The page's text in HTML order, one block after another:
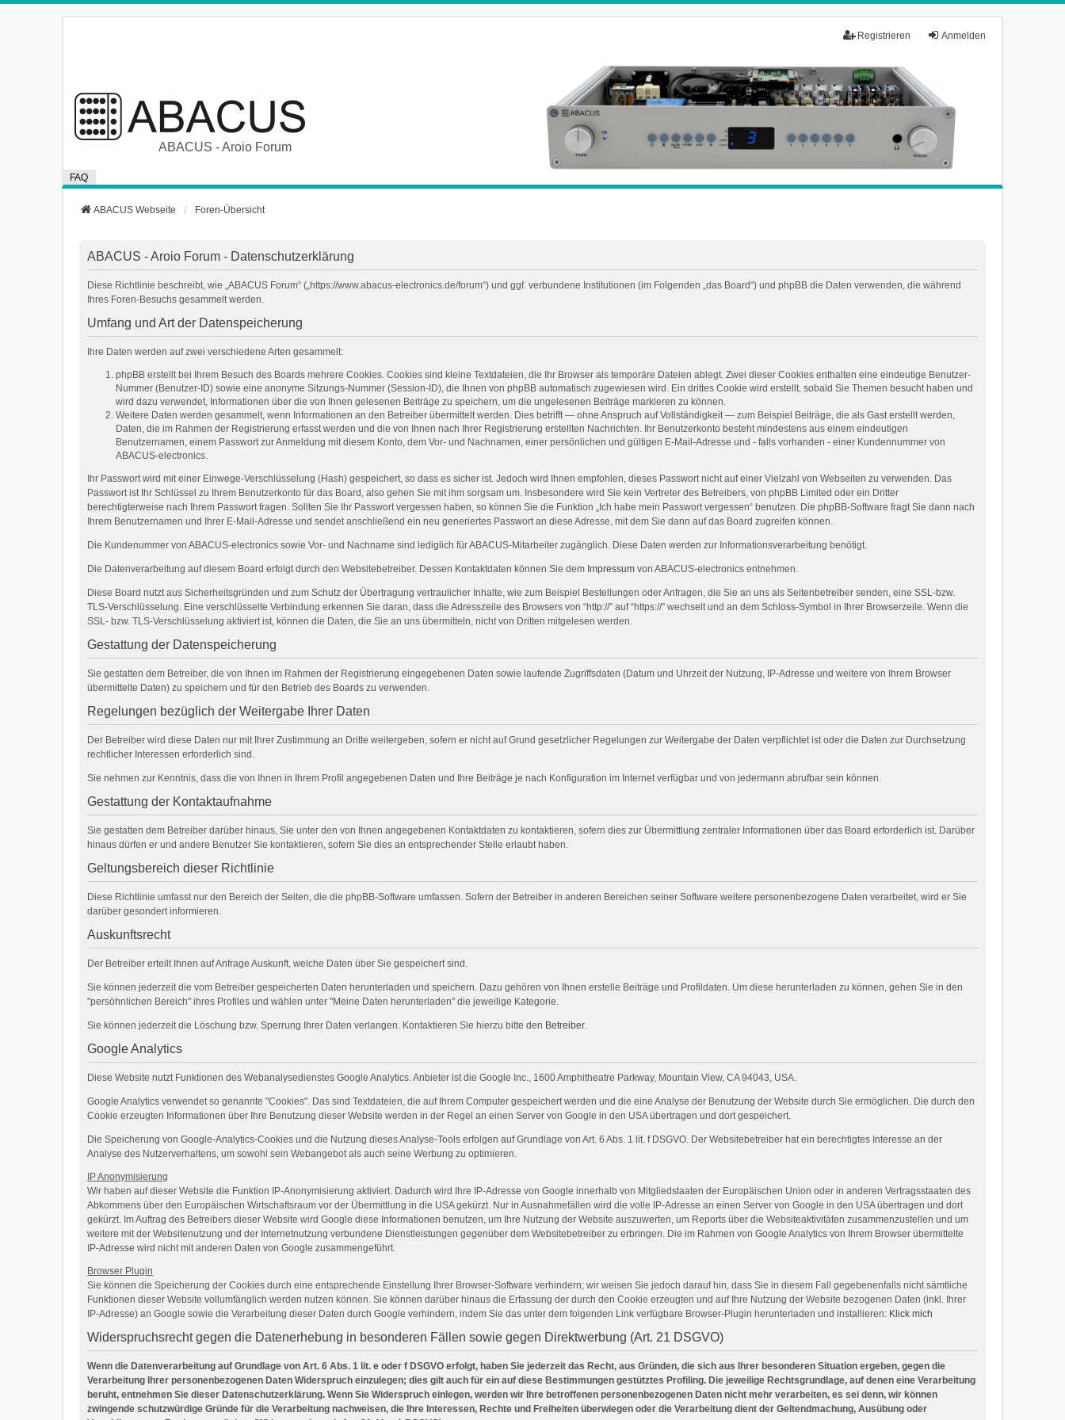
Anmelden
Registrieren
ABACUS - Aroio Forum
FAQ
ABACUS Webseite Foren-Übersicht
ABACUS - Aroio Forum - Datenschutzerklärung
Diese Richtlinie beschreibt, wie „ABACUS Forum“ („https://www.abacus-electronics.de/forum“) und ggf. verbundene Institutionen (im Folgenden „das Board“) und phpBB die Daten verwenden, die während
Ihres Foren-Besuchs gesammelt werden.
Umfang und Art der Datenspeicherung
Ihre Daten werden auf zwei verschiedene Arten gesammelt:
phpBB erstellt bei Ihrem Besuch des Boards mehrere Cookies. Cookies sind kleine Textdateien, die Ihr Browser als temporäre Dateien ablegt. Zwei dieser Cookies enthalten eine eindeutige Benutzer-
Nummer (Benutzer-ID) sowie eine anonyme Sitzungs-Nummer (Session-ID), die Ihnen von phpBB automatisch zugewiesen wird. Ein drittes Cookie wird erstellt, sobald Sie Themen besucht haben und
wird dazu verwendet, Informationen über die von Ihnen gelesenen Beiträge zu speichern, um die ungelesenen Beiträge markieren zu können.
Weitere Daten werden gesammelt, wenn Informationen an den Betreiber übermittelt werden. Dies betrifft — ohne Anspruch auf Vollständigkeit — zum Beispiel Beiträge, die als Gast erstellt werden,
Daten, die im Rahmen der Registrierung erfasst werden und die von Ihnen nach Ihrer Registrierung erstellten Nachrichten. Ihr Benutzerkonto besteht mindestens aus einem eindeutigen
Benutzernamen, einem Passwort zur Anmeldung mit diesem Konto, dem Vor- und Nachnamen, einer persönlichen und gültigen E-Mail-Adresse und - falls vorhanden - einer Kundennummer von
ABACUS-electronics.
Ihr Passwort wird mit einer Einwege-Verschlüsselung (Hash) gespeichert, so dass es sicher ist. Jedoch wird Ihnen empfohlen, dieses Passwort nicht auf einer Vielzahl von Webseiten zu verwenden. Das
Passwort ist Ihr Schlüssel zu Ihrem Benutzerkonto für das Board, also gehen Sie mit ihm sorgsam um. Insbesondere wird Sie kein Vertreter des Betreibers, von phpBB Limited oder ein Dritter
berechtigterweise nach Ihrem Passwort fragen. Sollten Sie Ihr Passwort vergessen haben, so können Sie die Funktion „Ich habe mein Passwort vergessen“ benutzen. Die phpBB-Software fragt Sie dann nach
Ihrem Benutzernamen und Ihrer E-Mail-Adresse und sendet anschließend ein neu generiertes Passwort an diese Adresse, mit dem Sie dann auf das Board zugreifen können.
Die Kundenummer von ABACUS-electronics sowie Vor- und Nachname sind lediglich für ABACUS-Mitarbeiter zugänglich. Diese Daten werden zur Informationsverarbeitung benötigt.
Die Datenverarbeitung auf diesem Board erfolgt durch den Websitebetreiber. Dessen Kontaktdaten können Sie dem Impressum von ABACUS-electronics entnehmen.
Diese Board nutzt aus Sicherheitsgründen und zum Schutz der Übertragung vertraulicher Inhalte, wie zum Beispiel Bestellungen oder Anfragen, die Sie an uns als Seitenbetreiber senden, eine SSL-bzw.
TLS-Verschlüsselung. Eine verschlüsselte Verbindung erkennen Sie daran, dass die Adresszeile des Browsers von “http://” auf “https://” wechselt und an dem Schloss-Symbol in Ihrer Browserzeile. Wenn die
SSL- bzw. TLS-Verschlüsselung aktiviert ist, können die Daten, die Sie an uns übermitteln, nicht von Dritten mitgelesen werden.
Gestattung der Datenspeicherung
Sie gestatten dem Betreiber, die von Ihnen im Rahmen der Registrierung eingegebenen Daten sowie laufende Zugriffsdaten (Datum und Uhrzeit der Nutzung, IP-Adresse und weitere von Ihrem Browser
übermittelte Daten) zu speichern und für den Betrieb des Boards zu verwenden.
Regelungen bezüglich der Weitergabe Ihrer Daten
Der Betreiber wird diese Daten nur mit Ihrer Zustimmung an Dritte weitergeben, sofern er nicht auf Grund gesetzlicher Regelungen zur Weitergabe der Daten verpflichtet ist oder die Daten zur Durchsetzung
rechtlicher Interessen erforderlich sind.
Sie nehmen zur Kenntnis, dass die von Ihnen in Ihrem Profil angegebenen Daten und Ihre Beiträge je nach Konfiguration im Internet verfügbar und von jedermann abrufbar sein können.
Gestattung der Kontaktaufnahme
Sie gestatten dem Betreiber darüber hinaus, Sie unter den von Ihnen angegebenen Kontaktdaten zu kontaktieren, sofern dies zur Übermittlung zentraler Informationen über das Board erforderlich ist. Darüber
hinaus dürfen er und andere Benutzer Sie kontaktieren, sofern Sie dies an entsprechender Stelle erlaubt haben.
Geltungsbereich dieser Richtlinie
Diese Richtlinie umfasst nur den Bereich der Seiten, die die phpBB-Software umfassen. Sofern der Betreiber in anderen Bereichen seiner Software weitere personenbezogene Daten verarbeitet, wird er Sie
darüber gesondert informieren.
Auskunftsrecht
Der Betreiber erteilt Ihnen auf Anfrage Auskunft, welche Daten über Sie gespeichert sind.
Sie können jederzeit die vom Betreiber gespeicherten Daten herunterladen und speichern. Dazu gehören von Ihnen erstelle Beiträge und Profildaten. Um diese herunterladen zu können, gehen Sie in den
"persöhnlichen Bereich" ihres Profiles und wählen unter "Meine Daten herunterladen" die jeweilige Kategorie.
Sie können jederzeit die Löschung bzw. Sperrung Ihrer Daten verlangen. Kontaktieren Sie hierzu bitte den Betreiber
Google Analytics
Diese Website nutzt Funktionen des Webanalysedienstes Google Analytics. Anbieter ist die Google Inc., 1600 Amphitheatre Parkway, Mountain View, CA 94043, USA.
Google Analytics verwendet so genannte "Cookies". Das sind Textdateien, die auf Ihrem Computer gespeichert werden und die eine Analyse der Benutzung der Website durch Sie ermöglichen. Die durch den
Cookie erzeugten Informationen über Ihre Benutzung dieser Website werden in der Regel an einen Server von Google in den USA übertragen und dort gespeichert.
Die Speicherung von Google-Analytics-Cookies und die Nutzung dieses Analyse-Tools erfolgen auf Grundlage von Art. 6 Abs. 1 lit. f DSGVO. Der Websitebetreiber hat ein berechtigtes Interesse an der
Analyse des Nutzerverhaltens, um sowohl sein Webangebot als auch seine Werbung zu optimieren.
IP Anonymisierung
Wir haben auf dieser Website die Funktion IP-Anonymisierung aktiviert. Dadurch wird Ihre IP-Adresse von Google innerhalb von Mitgliedstaaten der Europäischen Union oder in anderen Vertragsstaaten des
Abkommens über den Europäischen Wirtschaftsraum vor der Übermittlung in die USA gekürzt. Nur in Ausnahmefällen wird die volle IP-Adresse an einen Server von Google in den USA übertragen und dort
gekürzt. Im Auftrag des Betreibers dieser Website wird Google diese Informationen benutzen, um Ihre Nutzung der Website auszuwerten, um Reports über die Websiteaktivitäten zusammenzustellen und um
weitere mit der Websitenutzung und der Internetnutzung verbundene Dienstleistungen gegenüber dem Websitebetreiber zu erbringen. Die im Rahmen von Google Analytics von Ihrem Browser übermittelte
IP-Adresse wird nicht mit anderen Daten von Google zusammengeführt.
Browser Plugin
Sie können die Speicherung der Cookies durch eine entsprechende Einstellung Ihrer Browser-Software verhindern; wir weisen Sie jedoch darauf hin, dass Sie in diesem Fall gegebenenfalls nicht sämtliche
Funktionen dieser Website vollumfänglich werden nutzen können. Sie können darüber hinaus die Erfassung der durch den Cookie erzeugten und auf Ihre Nutzung der Website bezogenen Daten (inkl. Ihrer
IP-Adresse) an Google sowie die Verarbeitung dieser Daten durch Google verhindern, indem Sie das unter dem folgenden Link verfügbare Browser-Plugin herunterladen und installieren: Klick mich
Widerspruchsrecht gegen die Datenerhebung in besonderen Fällen sowie gegen Direktwerbung (Art. 21 DSGVO)
Wenn die Datenverarbeitung auf Grundlage von Art. 6 Abs. 1 lit. e oder f DSGVO erfolgt, haben Sie jederzeit das Recht, aus Gründen, die sich aus Ihrer besonderen Situation ergeben, gegen die
Verarbeitung Ihrer personenbezogenen Daten Widerspruch einzulegen; dies gilt auch für ein auf diese Bestimmungen gestütztes Profiling. Die jeweilige Rechtsgrundlage, auf denen eine Verarbeitung
beruht, entnehmen Sie dieser Datenschutzerklärung. Wenn Sie Widerspruch einlegen, werden wir Ihre betroffenen personenbezogenen Daten nicht mehr verarbeiten, es sei denn, wir können
zwingende schutzwürdige Gründe für die Verarbeitung nachweisen, die Ihre Interessen, Rechte und Freiheiten überwiegen oder die Verarbeitung dient der Geltendmachung, Ausübung oder